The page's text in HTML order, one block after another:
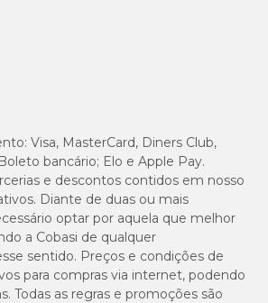
Visa, MasterCard, Diners Club,
bancário; Elo e Apple Pay.
e descontos contidos em nosso
Diante de duas ou mais
optar por aquela que melhor
a Cobasi de qualquer
sentido. Preços e condições de
para compras via internet, podendo
Todas as regras e promoções são